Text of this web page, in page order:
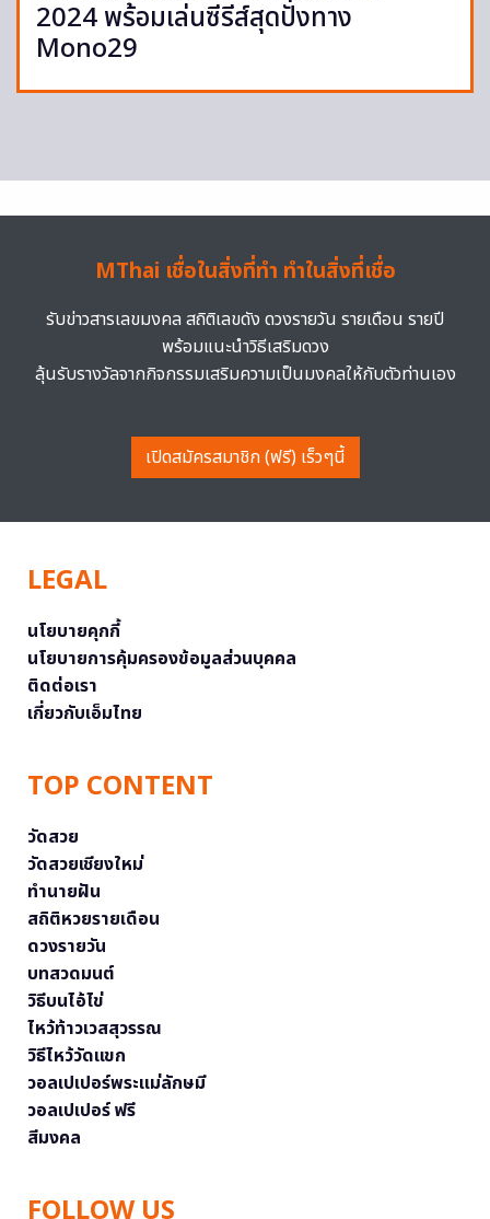
2024 พร้อมเล่นซีรีส์สุดปังทาง
Mono29
MThai เชื่อในสิ่งที่ทำ ทำในสิ่งที่เชื่อ
รับข่าวสารเลขมงคล สถิติเลขดัง ดวงรายวัน รายเดือน รายปี
พร้อมแนะนำวิธีเสริมดวง
ลุ้นรับรางวัลจากกิจกรรมเสริมความเป็นมงคลให้กับตัวท่านเอง
เปิดสมัครสมาชิก (ฟรี) เร็วๆนี้
LEGAL
นโยบายคุกกี้
นโยบายการคุ้มครองข้อมูลส่วนบุคคล
ติดต่อเรา
เกี่ยวกับเอ็มไทย
TOP CONTENT
วัดสวย
วัดสวยเชียงใหม่
ทำนายฝัน
สถิติหวยรายเดือน
ดวงรายวัน
บทสวดมนต์
วิธีบนไอ้ไข่
ไหว้ท้าวเวสสุวรรณ
วิธีไหว้วัดแขก
วอลเปเปอร์พระแม่ลักษมี
วอลเปเปอร์ ฟรี
สีมงคล
FOLLOW US